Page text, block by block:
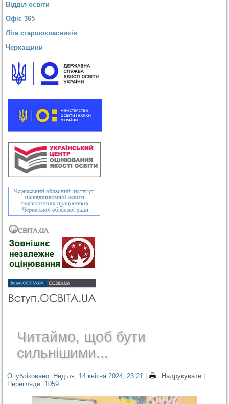
Відділ освіти
Офіс 365
Ліга старшокласників
Черкащини
Читаймо, щоб бути
сильнішими...
Опубліковано: Неділя, 14 квітня 2024, 23:21 | Надрукувати
Перегляди: 1059